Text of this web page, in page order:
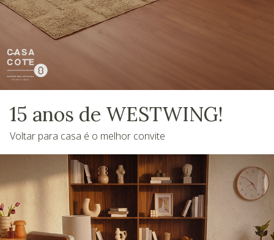
15 anos de WESTWING!
Voltar para casa é o melhor convite